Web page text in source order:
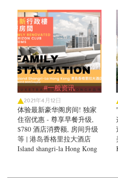
#一般资讯
2021年4月12日
体验最新豪华阁房间! 独家
住宿优惠 - 尊享早餐升级,
$780 酒店消费额, 房间升级
等 | 港岛香格里拉大酒店
Island shangri-la Hong Kong